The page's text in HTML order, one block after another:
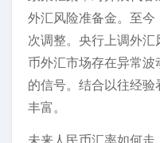
外汇风险准备金。至
次调整。央行上调外
币外汇市场存在异常波
的信号。结合以往经
丰富。